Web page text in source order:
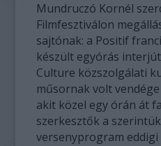
Mundruczó Kornél
Filmfesztiválon
sajtónak: a Positif
készült egyórás
Culture közszolgálati
műsornak volt
akit közel egy órán át
szerkesztők a
versenyprogram